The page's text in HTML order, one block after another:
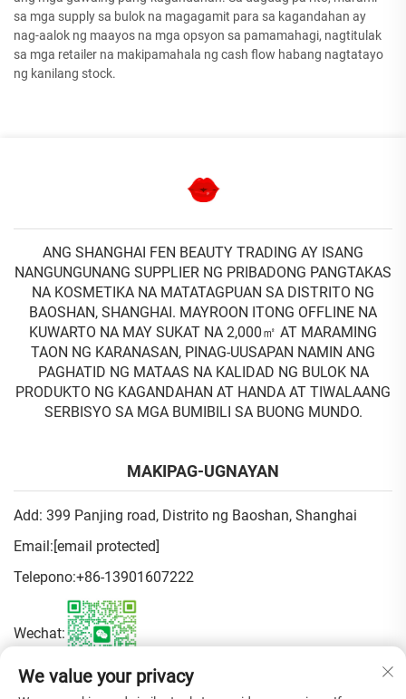
sa mga supply sa bulok na magagamit para sa kagandahan ay
nag-aalok ng maayos na mga opsyon sa pamamahagi, nagtitulak
sa mga retailer na makipamahala ng cash flow habang nagtatayo
ng kanilang stock.
ANG SHANGHAI FEN BEAUTY TRADING AY ISANG
NANGUNGUNANG SUPPLIER NG PRIBADONG PANGTAKAS
NA KOSMETIKA NA MATATAGPUAN SA DISTRITO NG
BAOSHAN, SHANGHAI. MAYROON ITONG OFFLINE NA
KUWARTO NA MAY SUKAT NA 2,000㎡ AT MARAMING
TAON NG KARANASAN, PINAG-UUSAPAN NAMIN ANG
PAGHATID NG MATAAS NA KALIDAD NG BULOK NA
PRODUKTO NG KAGANDAHAN AT HANDA AT TIWALAANG
SERBISYO SA MGA BUMIBILI SA BUONG MUNDO.
MAKIPAG-UGNAYAN
Add: 399 Panjing road, Distrito ng Baoshan, Shanghai
Email:[email protected]
Telepono:+86-13901607222
Wechat:
Patakaran sa Pagkapribado
We value your privacy